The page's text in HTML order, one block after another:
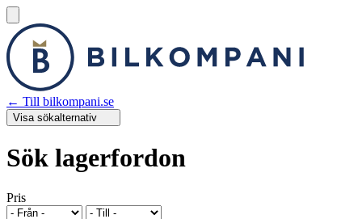
← Till bilkompani.se
Visasökalternativ
Sök lagerfordon
Pris